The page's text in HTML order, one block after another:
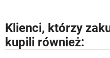
Klienci, którzy
kupili również: